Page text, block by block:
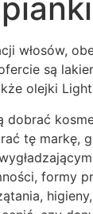
włosów,
są
olejki
dobrać
tę
formy